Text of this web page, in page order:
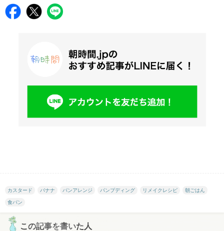
カスタード バナナ パンアレンジ パンプディング リメイクレシピ 朝ごはん
食パン
この記事を書いた人